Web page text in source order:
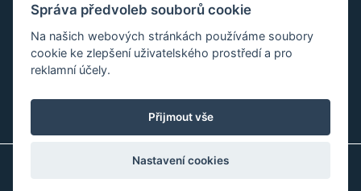
Správa předvoleb souborů cookie
Na našich webových stránkách používáme soubory
cookie ke zlepšení uživatelského prostředí a pro
reklamní účely.
Přijmout vše
Nastavení cookies